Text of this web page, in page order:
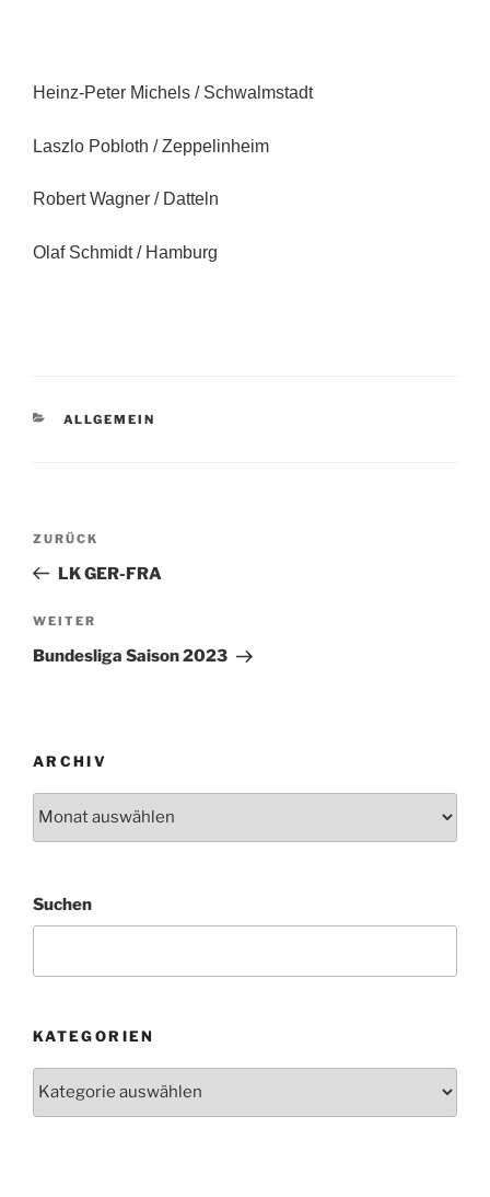
Heinz-Peter Michels / Schwalmstadt
Laszlo Pobloth / Zeppelinheim
Robert Wagner / Datteln
Olaf Schmidt / Hamburg
KATEGORIEN
ALLGEMEIN
Beitragsnavigation
Vorheriger
Beitrag
ZURÜCK
LK GER-FRA
Nächster
Beitrag
WEITER
Bundesliga Saison 2023
ARCHIV
Suchen
KATEGORIEN